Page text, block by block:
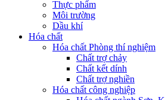
Thực phẩm
Môi trường
Dầu khí
Hóa chất
Hóa chất Phòng thí nghiệm
Chất trợ chảy
Chất kết dính
Chất trợ nghiền
Hóa chất công nghiệp